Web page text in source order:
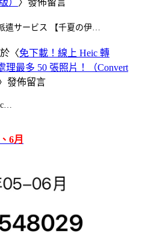
） 〉發佈留言
遣サービス 【千夏の伊…
〈免下載！線上 Heic 轉
理最多 50 張照片！（Convert
發佈留言
6月